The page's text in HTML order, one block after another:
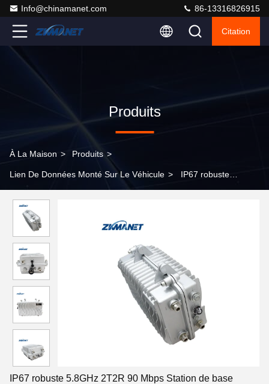
Info@chinamanet.com 86-13316826915
Citation
Produits
À La Maison > Produits >
Lien De Données Monté Sur Le Véhicule > IP67 robuste
Lien de données monté sur véhicule
IP67 robuste 5.8GHz 2T2R 90 Mbps Station de base